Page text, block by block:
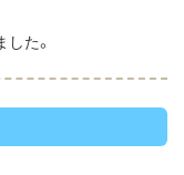
た。